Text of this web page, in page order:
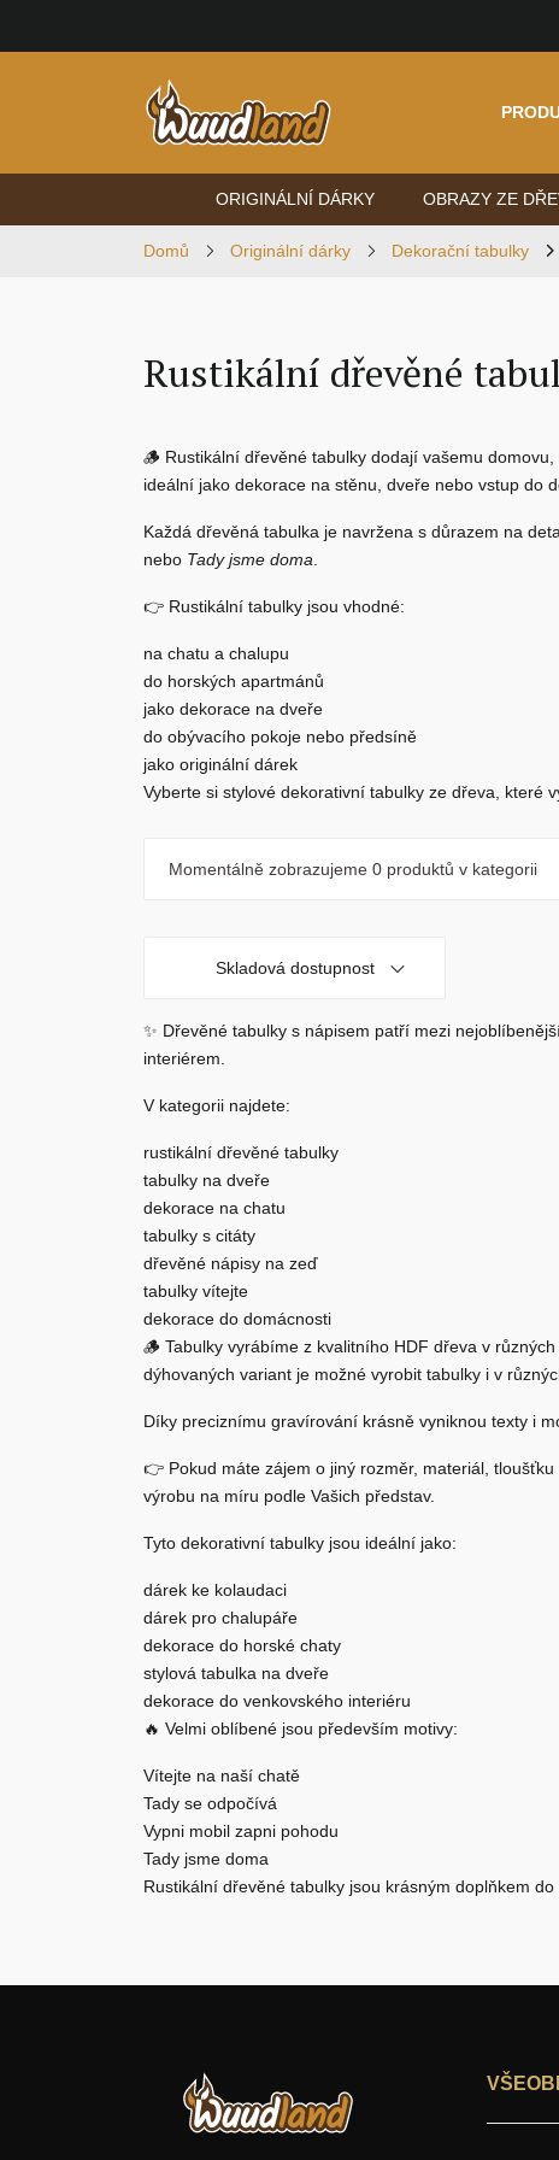
ORIGINÁLNÍ DÁRKY OBRAZY ZE
Domů Originální dárky Dekorační tabulky
Rustikální dřevěné
🪵 Rustikální dřevěné tabulky dodají vašemu
ideální jako dekorace na stěnu, dveře nebo vstup do
Každádřevěná tabulka je navržena s důrazem na
nebo Tady jsme doma
👉 Rustikální tabulky jsou vhodné:
na chatu a chalupu
do horských apartmánů
jako dekorace na dveře
do obývacího pokoje nebo předsíně
jako originální dárek
Vyberte si stylovédekorativní tabulky ze dřeva , které
Momentálně zobrazujeme0 produktů v kategorii
Skladová dostupnost
✨ Dřevěné tabulky s nápisem patří mezi
interiérem.
V kategorii najdete:
rustikální dřevěné tabulky
tabulky na dveře
dekorace na chatu
tabulky s citáty
dřevěné nápisy na zeď
tabulky vítejte
dekorace do domácnosti
🪵 Tabulky vyrábíme z kvalitního HDF dřeva v
dýhovaných variant je možné vyrobit tabulky i v
Díky preciznímu gravírování krásně vyniknou texty i
👉 Pokud máte zájem o jiný rozměr, materiál,
výrobu na míru podle Vašich představ.
Tytodekorativní tabulky jsou ideální jako:
dárek ke kolaudaci
dárek pro chalupáře
dekorace do horské chaty
stylová tabulka na dveře
dekorace do venkovského interiéru
🔥 Velmi oblíbené jsou především motivy:
Vítejte na naší chatě
Tady se odpočívá
Vypni mobil zapni pohodu
Tady jsme doma
Rustikální dřevěné tabulky jsou krásným doplňkem